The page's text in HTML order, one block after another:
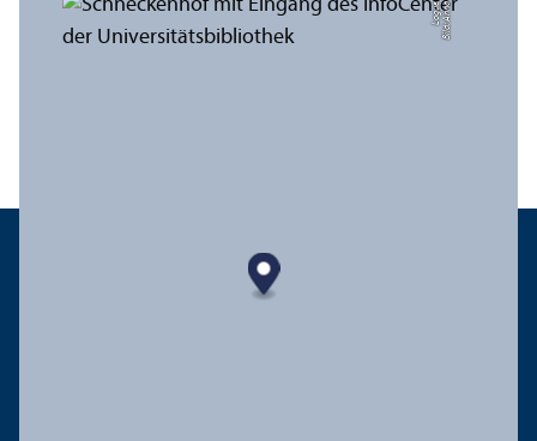
Bil
d:
A
n
n
a
L
o
g
u
e